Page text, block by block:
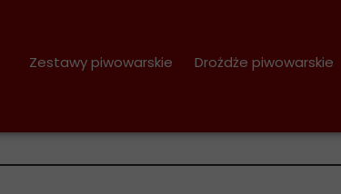
Zestawy piwowarskie Drożdże piwowarskie